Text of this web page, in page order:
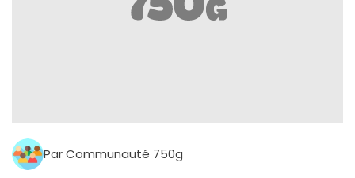
Par Communauté 750g